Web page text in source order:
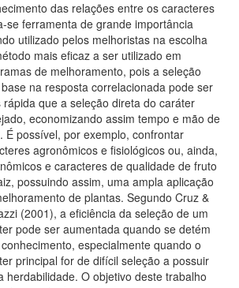
das relações entre os caracteres
se ferramenta de grande importância
utilizado pelos melhoristas na escolha
mais eficaz a ser utilizado em
de melhoramento, pois a seleção
na resposta correlacionada pode ser
rápida que a seleção direta do caráter
economizando assim tempo e mão de
É possível, por exemplo, confrontar
agronômicos e fisiológicos ou, ainda,
e caracteres de qualidade de fruto
possuindo assim, uma ampla aplicação
de plantas. Segundo Cruz &
(2001), a eficiência da seleção de um
pode ser aumentada quando se detém
especialmente quando o
principal for de difícil seleção a possuir
herdabilidade. O objetivo deste trabalho